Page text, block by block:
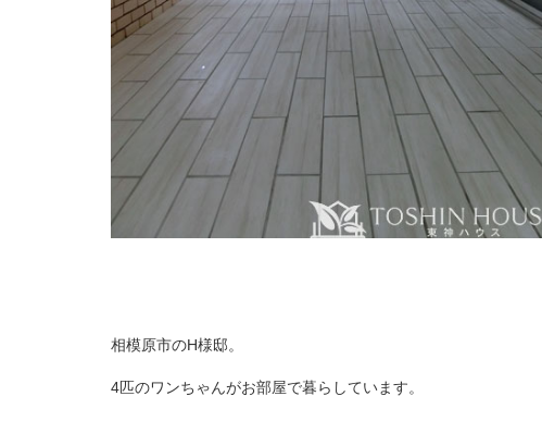
相模原市のH様邸。
4匹のワンちゃんがお部屋で暮らしています。